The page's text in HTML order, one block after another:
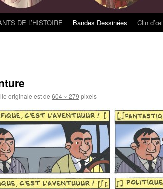
DE L’HISTOIRE Bandes Dessinées Clin
originale est de 604 × 279 pixels